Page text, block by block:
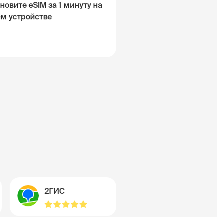
eSIM за 1 минуту на
устройстве
2ГИС